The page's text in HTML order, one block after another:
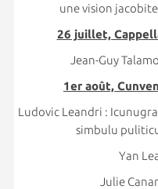
une vision
26 juillet,
Jean-Guy
1er août,
Ludovic Leandri :
simbulu
Yan
Julie